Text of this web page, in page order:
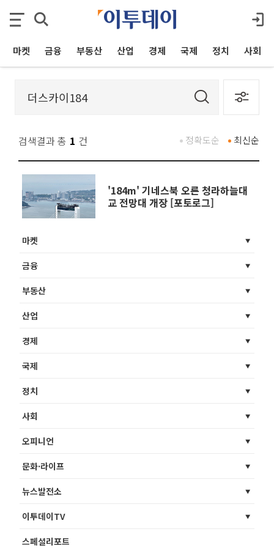
마켓 금융 부동산 산업 경제 국제 정치 사회
검색결과 총 1 건 최신순
정확도순
'184m' 기네스북 오른 청라하늘대
교 전망대 개장 [포토로그]
마켓
금융
부동산
산업
경제
국제
정치
사회
오피니언
문화·라이프
뉴스발전소
이투데이TV
스페셜리포트